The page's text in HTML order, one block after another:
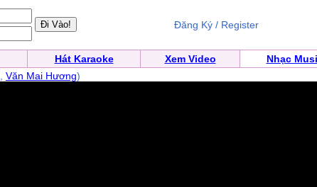
Đăng Ký / Register
Hát Karaoke Xem Video Nhạc
Văn Mai Hương)